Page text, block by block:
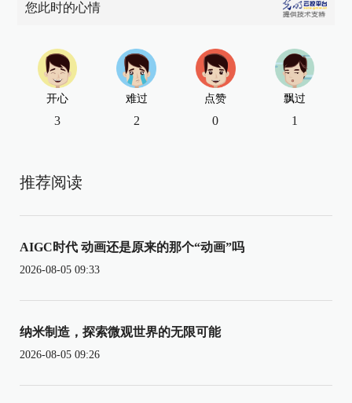
您此时的心情
开心
3
难过
2
点赞
0
飘过
1
推荐阅读
AIGC时代 动画还是原来的那个“动画”吗
2026-08-05 09:33
纳米制造，探索微观世界的无限可能
2026-08-05 09:26